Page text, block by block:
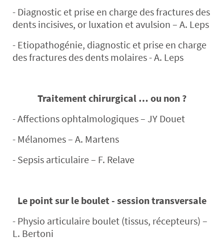
- Diagnostic et prise en charge des fractures des
dents incisives, or luxation et avulsion – A. Leps
- Etiopathogénie, diagnostic et prise en charge
des fractures des dents molaires - A. Leps
Traitement chirurgical … ou non ?
- Affections ophtalmologiques – JY Douet
- Mélanomes – A. Martens
- Sepsis articulaire – F. Relave
Le point sur le boulet - session transversale
- Physio articulaire boulet (tissus, récepteurs) –
L. Bertoni